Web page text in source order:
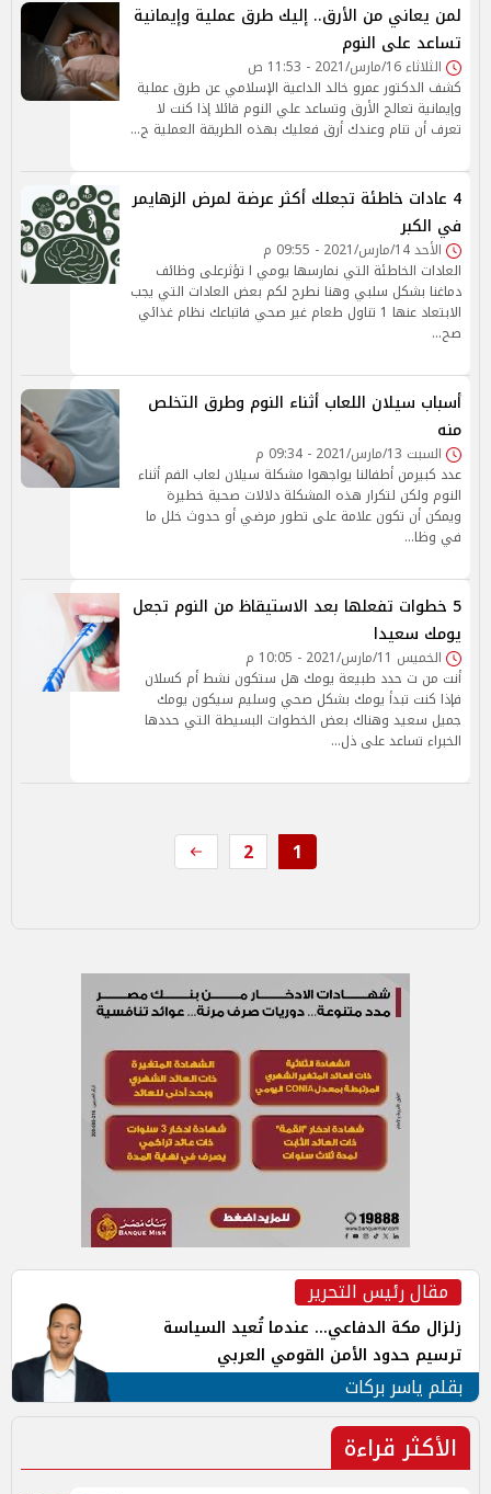
لمن يعاني من الأرق.. إليك طرق عملية وإيمانية
تساعد على النوم
الثلاثاء 16/مارس/2021 - 11:53 ص
كشف الدكتور عمرو خالد الداعية الإسلامي عن طرق عملية
وإيمانية تعالج الأرق وتساعد علي النوم قائلا إذا كنت لا
تعرف أن تنام وعندك أرق فعليك بهذه الطريقة العملية ج…
4 عادات خاطئة تجعلك أكثر عرضة لمرض الزهايمر
في الكبر
الأحد 14/مارس/2021 - 09:55 م
العادات الخاطئة التي نمارسها يومي ا تؤثرعلى وظائف
دماغنا بشكل سلبي وهنا نطرح لكم بعض العادات التي يجب
الابتعاد عنها 1 تناول طعام غير صحي فاتباعك نظام غذائي
صح…
أسباب سيلان اللعاب أثناء النوم وطرق التخلص
منه
السبت 13/مارس/2021 - 09:34 م
عدد كبيرمن أطفالنا يواجهوا مشكلة سيلان لعاب الفم أثناء
النوم ولكن لتكرار هذه المشكلة دلالات صحية خطيرة
ويمكن أن تكون علامة على تطور مرضي أو حدوث خلل ما
في وظا…
5 خطوات تفعلها بعد الاستيقاظ من النوم تجعل
يومك سعيدا
الخميس 11/مارس/2021 - 10:05 م
أنت من ت حدد طبيعة يومك هل ستكون نشط أم كسلان
فإذا كنت تبدأ يومك بشكل صحي وسليم سيكون يومك
جميل سعيد وهناك بعض الخطوات البسيطة التي حددها
الخبراء تساعد على ذل…
1
2
مقال رئيس التحرير
زلزال مكة الدفاعي... عندما تُعيد السياسة
ترسيم حدود الأمن القومي العربي
بقلم ياسر بركات
الأكثر قراءة